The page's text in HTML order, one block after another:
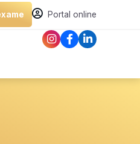
Portal online